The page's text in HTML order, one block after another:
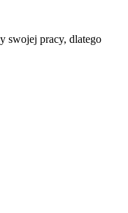
swojej pracy, dlatego